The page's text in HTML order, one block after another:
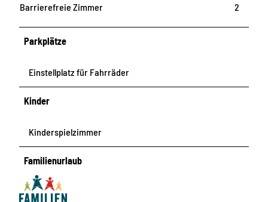
Barrierefreie Zimmer
2
Parkplätze
Einstellplatz für Fahrräder
Kinder
Kinderspielzimmer
Familienurlaub